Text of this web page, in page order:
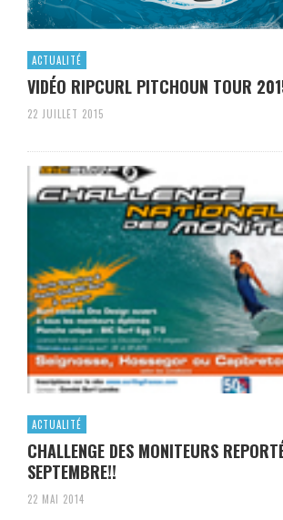
ACTUALITÉ
VIDÉO RIPCURL PITCHOUN TOUR
22 JUILLET 2015
ACTUALITÉ
CHALLENGE DES MONITEURS
SEPTEMBRE!!
22 MAI 2014